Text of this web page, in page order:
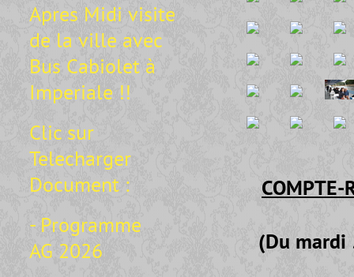
Apres Midi visite
de la ville avec
Bus Cabiolet à
Imperiale !!
Clic sur
Telecharger
Document :
- Programme
AG 2026
COMPTE-
(Du mardi